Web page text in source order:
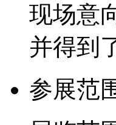
现场意
并得到
参展范